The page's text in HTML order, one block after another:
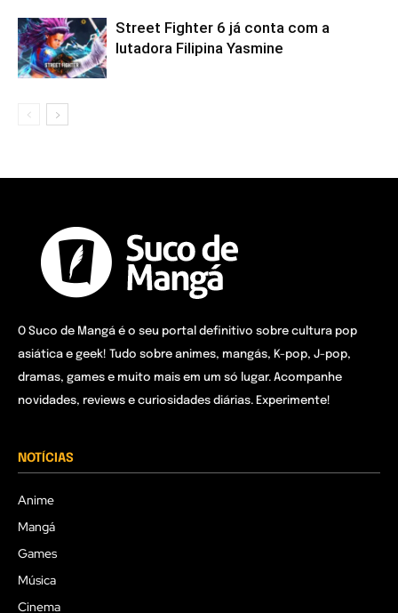
Street Fighter 6 já conta com a
lutadora Filipina Yasmine
O Suco de Mangá é o seu portal definitivo sobre cultura pop
asiática e geek! Tudo sobre animes, mangás, K-pop, J-pop,
dramas, games e muito mais em um só lugar. Acompanhe
novidades, reviews e curiosidades diárias. Experimente!
NOTÍCIAS
Anime
Mangá
Games
Música
Cinema